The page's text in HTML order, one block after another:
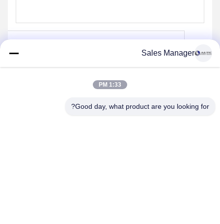
Sales Manager
1:33 PM
Good day, what product are you looking for?